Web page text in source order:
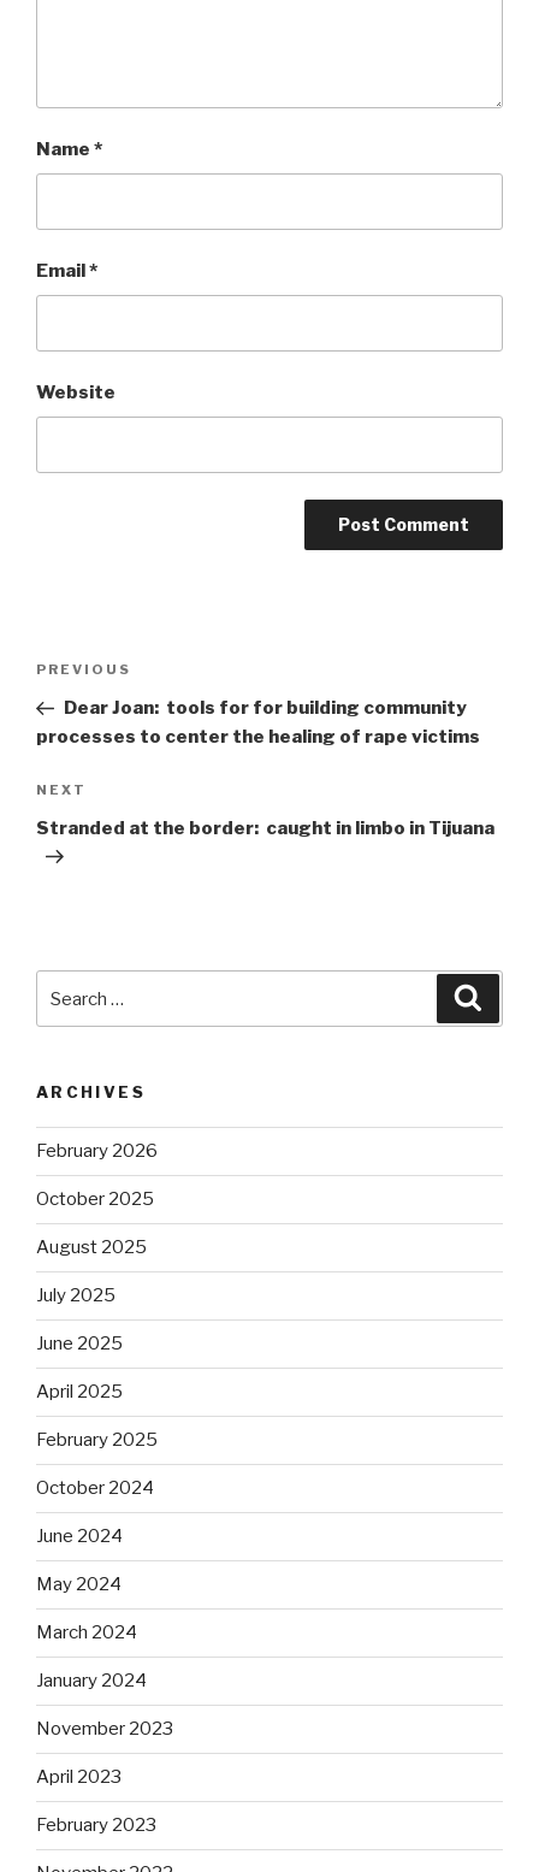
Name *
Email*
Website
Previous
Post
PREVIOUS
Dear Joan: tools for for building community
processes to center the healing of rape victims
Next
Post
NEXT
Stranded at the border: caught in limbo in Tijuana
for:
ARCHIVES
February 2026
October 2025
August 2025
July 2025
June 2025
April 2025
February 2025
October 2024
June 2024
May 2024
March 2024
January 2024
November 2023
April 2023
February 2023